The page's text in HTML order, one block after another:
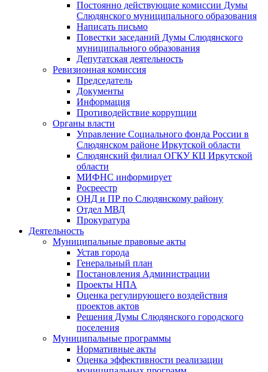
Постоянно действующие комиссии Думы
Слюдянского муниципального образования
Написать письмо
Повестки заседаний Думы Слюдянского
муниципального образования
Депутатская деятельность
Ревизионная комиссия
Председатель
Документы
Информация
Противодействие коррупции
Органы власти
Управление Социального фонда России в
Слюдянском районе Иркутской области
Слюдянский филиал ОГКУ КЦ Иркутской
области
МИФНС информирует
Росреестр
ОНД и ПР по Слюдянскому району
Отдел МВД
Прокуратура
Деятельность
Муниципальные правовые акты
Устав города
Генеральный план
Постановления Администрации
Проекты НПА
Оценка регулирующего воздействия
проектов актов
Решения Думы Слюдянского городского
поселения
Муниципальные программы
Нормативные акты
Оценка эффективности реализации